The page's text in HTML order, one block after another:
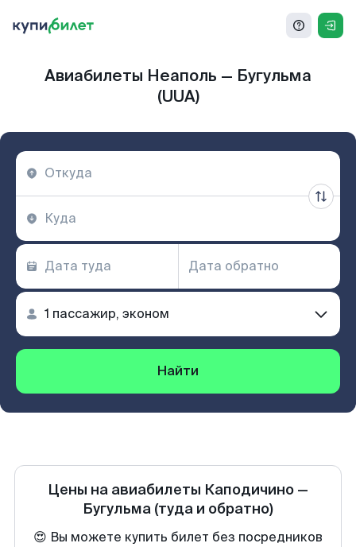
Авиабилеты Неаполь — Бугульма
(UUA)
Найти
Цены на авиабилеты Каподичино —
Бугульма (туда и обратно)
😍 Вы можете купить билет без посредников